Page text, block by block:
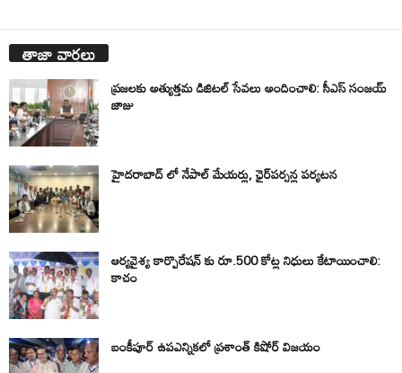
తాజా వార్తలు
ప్రజలకు అత్యుత్తమ డిజిటల్ సేవలు అందించాలి: సీఎస్ సంజయ్
జాజు
హైదరాబాద్ లో నేపాల్ మేయర్లు, ఛైర్‌పర్సన్ల పర్యటన
ఆర్యవైశ్య కార్పొరేషన్ కు రూ.500 కోట్ల నిధులు కేటాయించాలి:
కాచం
బంకీపూర్ ఉపఎన్నికలో ప్రశాంత్ కిషోర్ విజయం